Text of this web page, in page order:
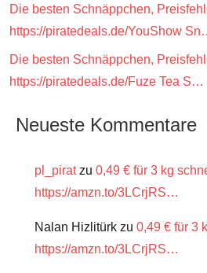
Die besten Schnäppchen,
https://piratedeals.de/YouShow
Die besten Schnäppchen,
https://piratedeals.de/Fuze Tea S…
Neueste Kommentare
pl_piratzu 0,49 € für 3 kg
https://amzn.to/3LCrjRS…
Nalan Hizlitürk zu 0,49 € für 3
https://amzn.to/3LCrjRS…